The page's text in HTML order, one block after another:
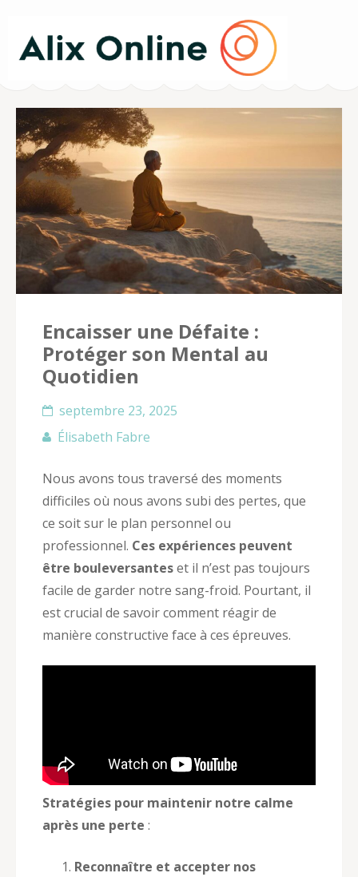
AlixOnline.fr –
Betting Tips
Encaisser une Défaite :
Protéger son Mental au
Quotidien
septembre 23, 2025
Élisabeth Fabre
Nous avons tous traversé des moments
difficiles où nous avons subi des pertes, que
ce soit sur le plan personnel ou
professionnel. Ces expériences peuvent
être bouleversanteset il n’est pas toujours
facile de garder notre sang-froid. Pourtant, il
est crucial de savoir comment réagir de
manière constructive face à ces épreuves.
Stratégies pour maintenir notre calme
après une perte :
Reconnaître et accepter nos